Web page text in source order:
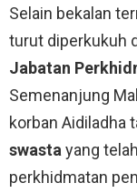
Selain bekalan
turut diperkukuh
Jabatan
Semenanjung
korban Aidiladha
swasta yang
perkhidmatan